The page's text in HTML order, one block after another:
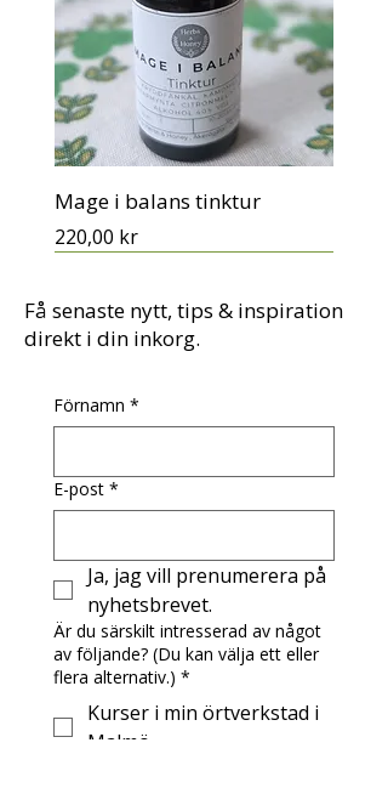
Mage i balans tinktur
Pris
220,00 kr
Nattro tinktur med
valerianarötter
Pris
195,00 kr
Maskrossalva med eterisk
lavendelolja
Pris
100,00 kr
Rölleka, vildplockad
Pris
Gran - i örtmedicin, hudvård
och matlagning
Pris
165,00 kr
Få senaste nytt, tips & inspiration
direkt i din inkorg.
Förnamn *
E-post *
Ja, jag vill prenumerera på
nyhetsbrevet.
Är du särskilt intresserad av något
av följande? (Du kan välja ett eller
flera alternativ.) *
Kurser i min örtverkstad i
Malmö